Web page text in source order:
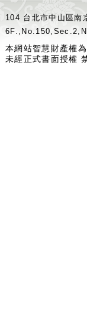
104 台北市中山區
本網站智慧財產權
未經正式書面授權